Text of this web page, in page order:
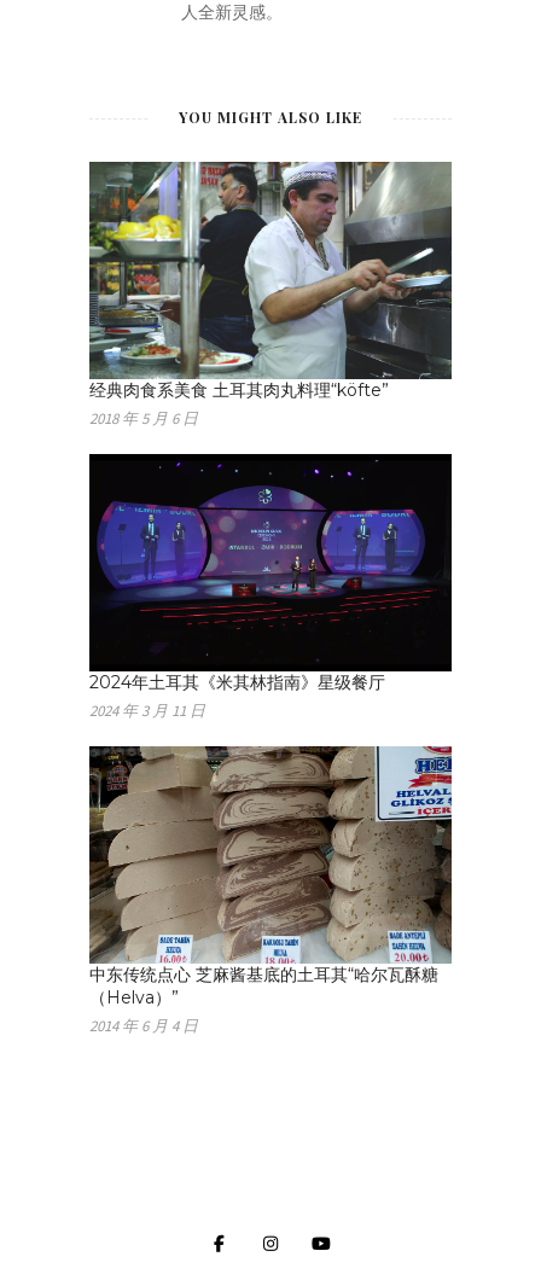
人全新灵感。
YOU MIGHT ALSO LIKE
经典肉食系美食 土耳其肉丸料理“köfte”
2018 年 5 月 6 日
2024年土耳其《米其林指南》星级餐厅
2024 年 3 月 11 日
中东传统点心 芝麻酱基底的土耳其“哈尔瓦酥糖
（Helva）”
2014 年 6 月 4 日